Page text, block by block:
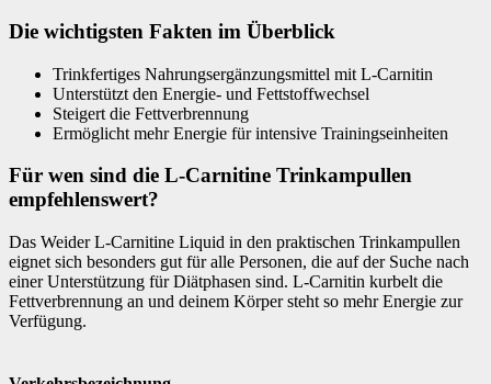
Die wichtigsten Fakten im Überblick
Trinkfertiges Nahrungsergänzungsmittel mit L-Carnitin
Unterstützt den Energie- und Fettstoffwechsel
Steigert die Fettverbrennung
Ermöglicht mehr Energie für intensive Trainingseinheiten
Für wen sind die L-Carnitine Trinkampullen
empfehlenswert?
Das Weider L-Carnitine Liquid in den praktischen Trinkampullen
eignet sich besonders gut für alle Personen, die auf der Suche nach
einer Unterstützung für Diätphasen sind. L-Carnitin kurbelt die
Fettverbrennung an und deinem Körper steht so mehr Energie zur
Verfügung.